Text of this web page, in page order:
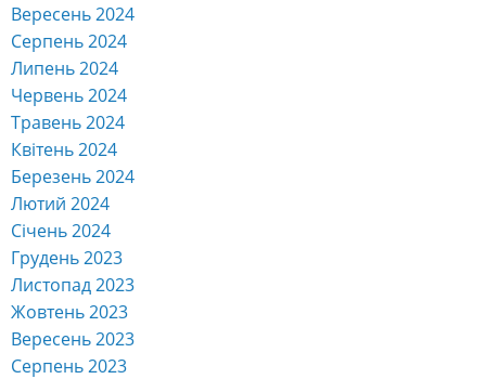
Вересень 2024
Серпень 2024
Липень 2024
Червень 2024
Травень 2024
Квітень 2024
Березень 2024
Лютий 2024
Січень 2024
Грудень 2023
Листопад 2023
Жовтень 2023
Вересень 2023
Серпень 2023